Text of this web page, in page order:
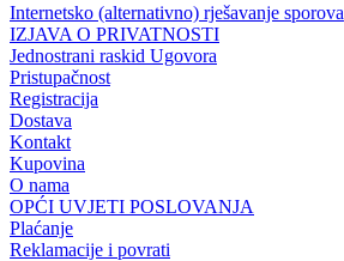
Internetsko (alternativno) rješavanje sporova
IZJAVA O PRIVATNOSTI
Jednostrani raskid Ugovora
Pristupačnost
Registracija
Dostava
Kontakt
Kupovina
O nama
OPĆI UVJETI POSLOVANJA
Plaćanje
Reklamacije i povrati